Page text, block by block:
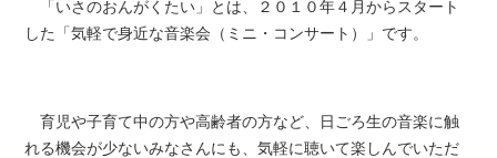
「いさのおんがくたい」とは、２０１０年４月からスタート
した「気軽で身近な音楽会（ミニ・コンサート）」です。
育児や子育て中の方や高齢者の方など、日ごろ生の音楽に触
れる機会が少ないみなさんにも、気軽に聴いて楽しんでいただ